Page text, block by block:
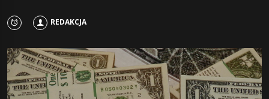
REDAKCJA